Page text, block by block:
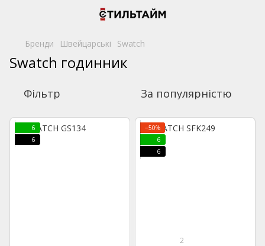
Бренди Швейцарські Swatch
Swatch годинник
Фільтр За популярністю
6
6
−50%
6
6
2